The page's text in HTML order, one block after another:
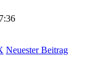
Neuester Beitrag